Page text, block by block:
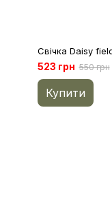
Свічка Daisy
523 грн 550 грн
Купити